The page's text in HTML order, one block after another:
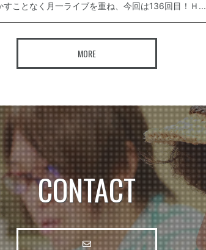
ことなく月一ライブを重ね、今回は136回目！Ｈ...
MORE
CONTACT